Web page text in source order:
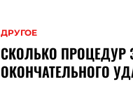
ДРУГОЕ
СКОЛЬКО ПРОЦЕДУР
ОКОНЧАТЕЛЬНОГО